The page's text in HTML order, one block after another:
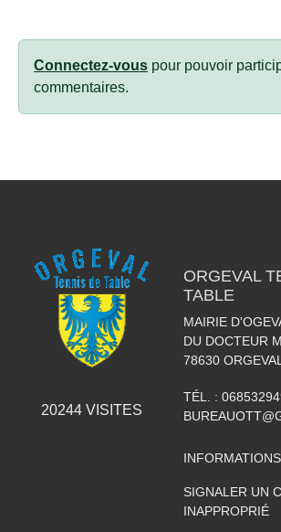
Connectez-vous pour pouvoir
commentaires.
20244VISITES
ORGEVAL
TABLE
MAIRIE
DU DOCTEUR
78630 ORGEVAL
TÉL. :
SIGNALER UN
INAPPROPRIÉ